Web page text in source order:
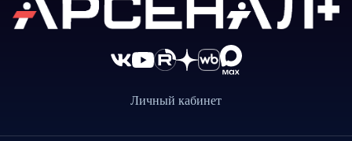
Личный кабинет